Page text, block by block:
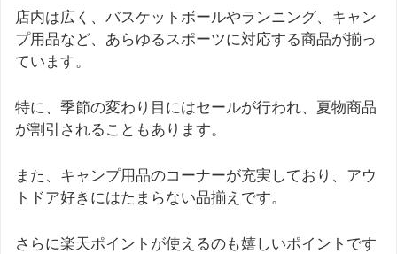
店内は広く、バスケットボールやランニング、キャン
プ用品など、あらゆるスポーツに対応する商品が揃っ
ています。
特に、季節の変わり目にはセールが行われ、夏物商品
が割引されることもあります。
また、キャンプ用品のコーナーが充実しており、アウ
トドア好きにはたまらない品揃えです。
さらに楽天ポイントが使えるのも嬉しいポイントです